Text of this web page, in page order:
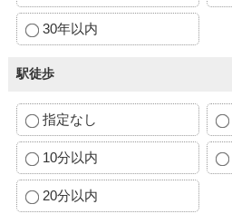
30年以内
駅徒歩
指定なし
10分以内
20分以内